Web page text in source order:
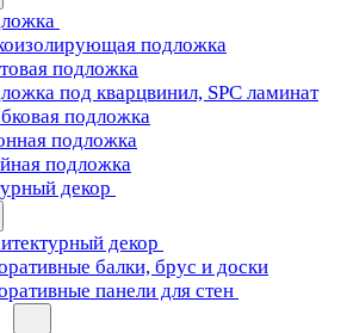
подложка
подложка
под кварцвинил, SPC ламинат
подложка
подложка
подложка
декор
декор
балки, брус и доски
панели для стен